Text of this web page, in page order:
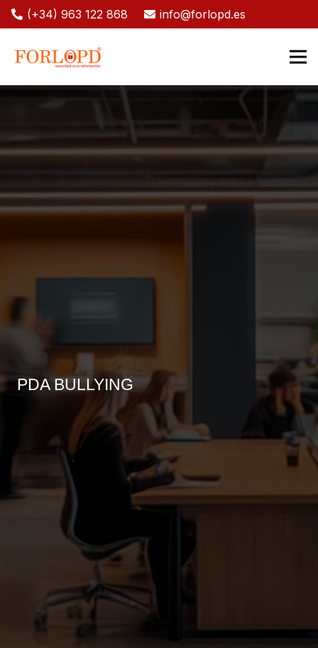
(+34) 963 122 868 info@forlopd.es
PDA BULLYING